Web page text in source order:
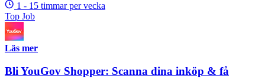
1 - 15 timmar per vecka
Top Job
Läs mer
Bli YouGov Shopper: Scanna dina inköp & få